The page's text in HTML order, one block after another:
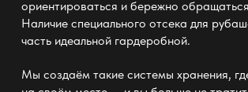
ориентироваться и бережно
Наличие специального отсека для
часть идеальной гардеробной.
Мы создаём такие системы хранения,